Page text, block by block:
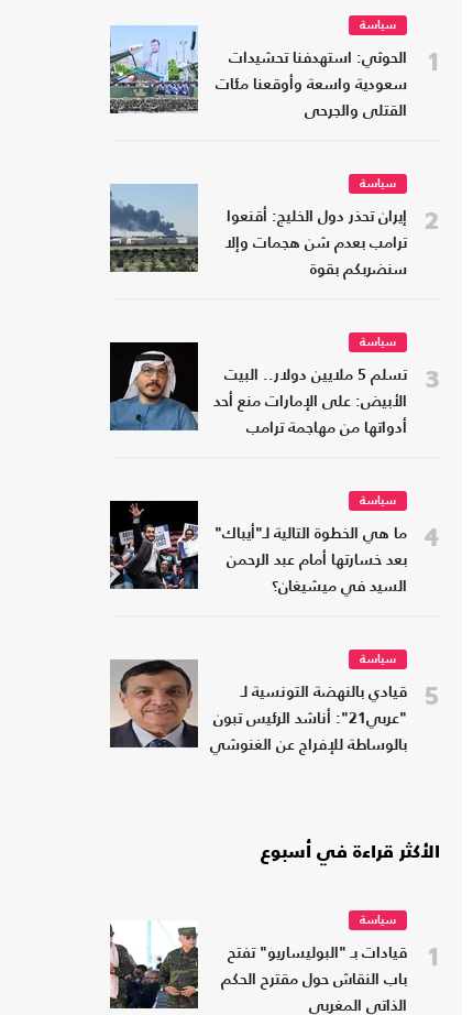
1
سياسة
الحوثي: استهدفنا تحشيدات
سعودية واسعة وأوقعنا مئات
القتلى والجرحى
2
سياسة
إيران تحذر دول الخليج: أقنعوا
ترامب بعدم شن هجمات وإلا
سنضربكم بقوة
3
سياسة
تسلم 5 ملايين دولار.. البيت
الأبيض: على الإمارات منع أحد
أدواتها من مهاجمة ترامب
4
سياسة
ما هي الخطوة التالية لـ"أيباك"
بعد خسارتها أمام عبد الرحمن
السيد في ميشيغان؟
5
سياسة
قيادي بالنهضة التونسية لـ
"عربي21": أناشد الرئيس تبون
بالوساطة للإفراج عن الغنوشي
الأكثر قراءة في أسبوع
1
سياسة
قيادات بـ "البوليساريو" تفتح
باب النقاش حول مقترح الحكم
الذاتي المغربي